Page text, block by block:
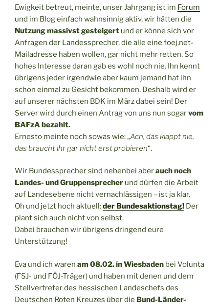
Ewigkeit betreut, meinte, unser Jahrgang ist im Forum
und im Blog einfach wahnsinnig aktiv, wir hätten die
Nutzung massivst gesteigert und er könne sich vor
Anfragen der Landessprecher, die alle eine foej.net-
Mailadresse haben wollen, gar nicht mehr retten. So
hohes Interesse daran gab es wohl noch nie. Ihn kennt
übrigens jeder irgendwie aber kaum jemand hat ihn
schon einmal zu Gesicht bekommen. Deshalb wird er
auf unserer nächsten BDK im März dabei sein! Der
Server wird durch einen Antrag von uns nun sogarvom
BAFzA bezahlt.
Ernesto meinte noch sowas wie: „Ach, das klappt nie,
das braucht ihr gar nicht erst probieren“.
Wir Bundessprecher sind nebenbei aberauch noch
Landes- und Gruppensprecher und dürfen die Arbeit
auf Landesebene nicht vernachlässigen – ist ja klar.
Oh und jetzt hoch aktuell:der Bundesaktionstag! Der
plant sich auch nicht von selbst.
Dabei brauchen wir übrigens dringend eure
Unterstützung!
Eva und ich waren am 08.02. in Wiesbaden bei Volunta
(FSJ- und FÖJ-Träger) und haben mit denen und dem
Stellvertreter des hessischen Landeschefs des
Deutschen Roten Kreuzes über die Bund-Länder-